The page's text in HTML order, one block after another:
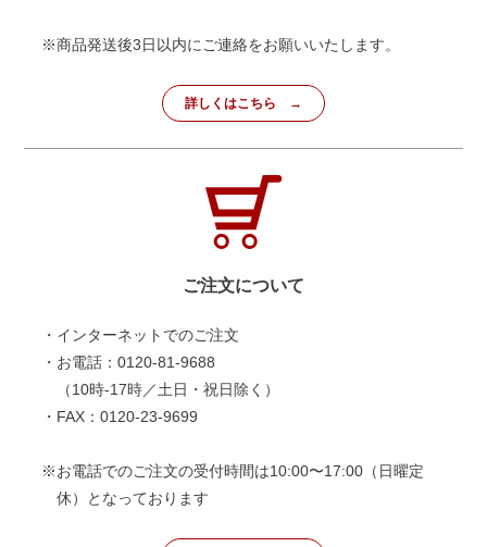
※商品発送後3日以内にご連絡をお願いいたします。
詳しくはこちら
ご注文について
・インターネットでのご注文
・お電話：0120-81-9688
（10時-17時／土日・祝日除く）
・FAX：0120-23-9699
※お電話でのご注文の受付時間は10:00〜17:00（日曜定
休）となっております